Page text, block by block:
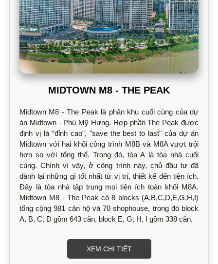
MIDTOWN M8 - THE PEAK
Midtown M8 - The Peak là phân khu cuối cùng của dự
án Midtown - Phú Mỹ Hưng. Hợp phần The Peak được
định vị là “đỉnh cao”, "save the best to last" của dự án
Midtown với hai khối công trình M8B và M8A vượt trội
hơn so với tổng thể. Trong đó, tòa A là tòa nhà cuối
cùng. Chính vì vậy, ở công trình này, chủ đầu tư đã
dành lại những gì tốt nhất từ vị trí, thiết kế đến tiện ích.
Đây là tòa nhà tập trung mọi tiện ích toàn khối M8A.
Midtown M8 - The Peak có 8 blocks (A,B,C,D,E,G,H,I)
tổng cộng 981 căn hộ và 70 shophouse, trong đó block
A, B, C, D gồm 643 căn, block E, G, H, I gồm 338 căn.
XEM CHI TIẾT